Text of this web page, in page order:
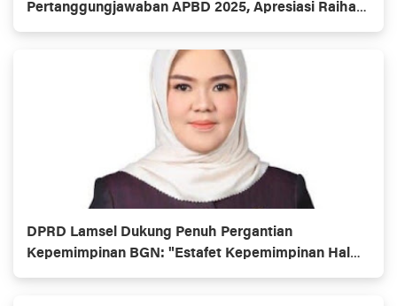
Pertanggungjawaban APBD 2025, Apresiasi Raihan
WTP ke-10
DPRD Lamsel Dukung Penuh Pergantian
Kepemimpinan BGN: "Estafet Kepemimpinan Hal
yang Wajar"